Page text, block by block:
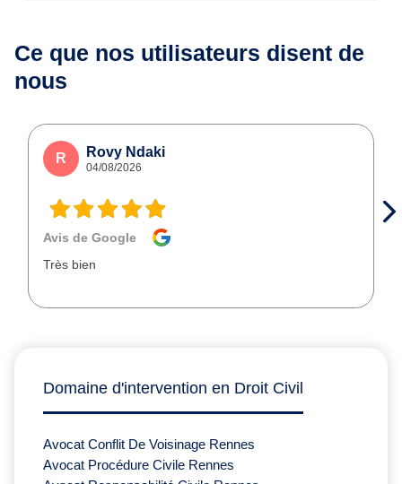
Ce que nos utilisateurs disent de
nous
R Rovy Ndaki
04/08/2026
Avis de Google
Très bien
Domaine d'intervention en Droit Civil
Avocat Conflit De Voisinage Rennes
Avocat Procédure Civile Rennes